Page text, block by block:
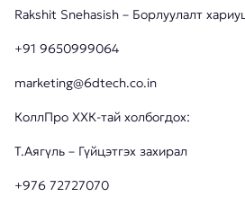
Rakshit Snehasish – Борлуулалт
+91 9650999064
marketing@6dtech.co.in
КоллПро ХХК-тай холбогдох:
Т.Аягүль – Гүйцэтгэх захирал
+976 72727070